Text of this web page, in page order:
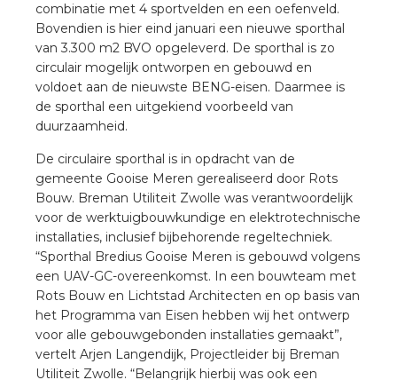
combinatie met 4 sportvelden en een oefenveld.
Bovendien is hier eind januari een nieuwe sporthal
van 3.300 m2 BVO opgeleverd. De sporthal is zo
circulair mogelijk ontworpen en gebouwd en
voldoet aan de nieuwste BENG-eisen. Daarmee is
de sporthal een uitgekiend voorbeeld van
duurzaamheid.
De circulaire sporthal is in opdracht van de
gemeente Gooise Meren gerealiseerd door Rots
Bouw. Breman Utiliteit Zwolle was verantwoordelijk
voor de werktuigbouwkundige en elektrotechnische
installaties, inclusief bijbehorende regeltechniek.
“Sporthal Bredius Gooise Meren is gebouwd volgens
een UAV-GC-overeenkomst. In een bouwteam met
Rots Bouw en Lichtstad Architecten en op basis van
het Programma van Eisen hebben wij het ontwerp
voor alle gebouwgebonden installaties gemaakt”,
vertelt Arjen Langendijk, Projectleider bij Breman
Utiliteit Zwolle. “Belangrijk hierbij was ook een
installeren
installeren in beton
installeren in de tuinbouw
stekerbare vlakkabel
GST®
RST®